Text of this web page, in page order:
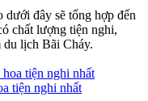
dưới đây sẽ tổng hợp đến
chất lượng tiện nghi,
du lịch Bãi Cháy.
tiện nghi nhất